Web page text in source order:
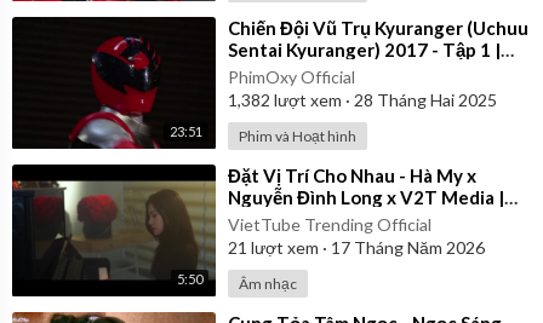
23:51
⁣Chiến Đội Vũ Trụ Kyuranger (Uchuu
Sentai Kyuranger) 2017 - Tập 1 |
Thuyết Minh
PhimOxy Official
1,382 lượt xem · 28 Tháng Hai 2025
Phim và Hoạt hình
5:50
⁣Đặt Vị Trí Cho Nhau - Hà My x
Nguyễn Đình Long x V2T Media |
Official Music Video
VietTube Trending Official
21 lượt xem · 17 Tháng Năm 2026
Âm nhạc